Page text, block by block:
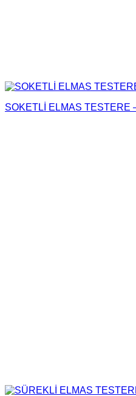
SOKETLİ ELMAS TESTERE